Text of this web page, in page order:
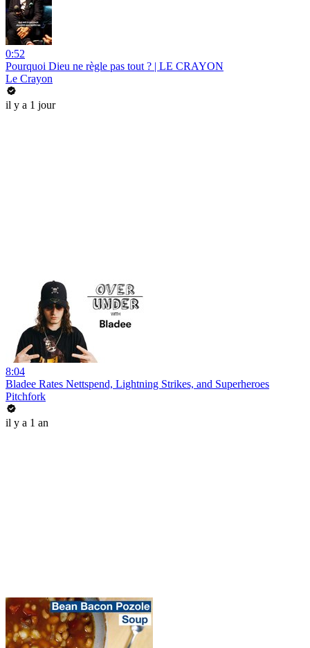
0:52
Pourquoi Dieu ne règle pas tout ? | LE CRAYON
Le Crayon
il y a 1 jour
8:04
Bladee Rates Nettspend, Lightning Strikes, and Superheroes
Pitchfork
il y a 1 an